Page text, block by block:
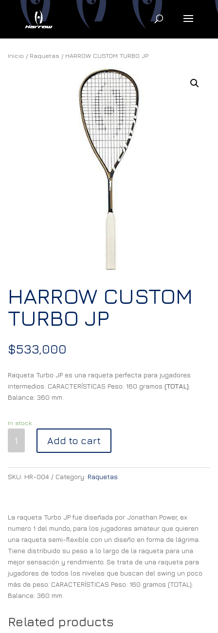
Inicio / Raquetas / HARROW CUSTOM TURBO JP
HARROW CUSTOM
TURBO JP
$533,000
Raqueta Turbo JP es una raqueta perfecta para jugadores
intermedios. CARACTERÍSTICAS Peso: 160 gramos (TOTAL):
Balance: 360 mm.
In stock
CUSTOM
JP
quantity
Add to cart
SKU: HR-004 Category: Raquetas
La raqueta Turbo JP fue diseñada por Jonathan Power, ex
numero 1 del mundo, para los jugadores amateur que quieren
una raqueta semi-flexible con un diseño en forma de lágrima.
Tiene distribuido su peso a lo largo de la raqueta para una
mejor sensación y rendimiento. Se trata de una raqueta para
jugadores de todos los niveles que buscan del swing un poco
más de peso. CARACTERÍSTICAS Peso: 160 gramos (TOTAL):
Balance: 360 mm.
Related products